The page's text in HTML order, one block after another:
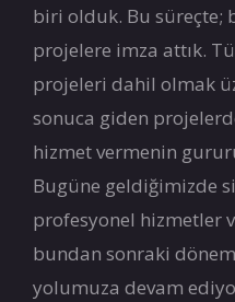
biri olduk. Bu süreçte;
projelere imza attık.
projeleri dahil olmak
sonuca giden
hizmet vermenin
Bugüne geldiğimizde
profesyonel hizmetler
bundan sonraki
yolumuza devam